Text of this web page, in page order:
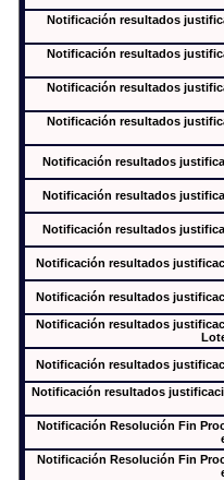
Notificación resultados
Notificación resultados
Notificación resultados
Notificación resultados
Notificación resultados
Notificación resultados
Notificación resultados
Notificación resultados
Notificación resultados
Notificación resultados
Notificación resultados
Notificación resultados
Notificación Resolución Fin
Notificación Resolución Fin